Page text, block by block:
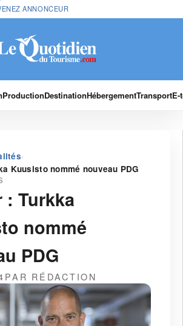
ANNONCEUR
ProductionDestinationHébergementTransport
›
Kuusisto nommé nouveau PDG
: Turkka
nommé
PDG
PAR RÉDACTION